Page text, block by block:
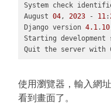
System check
August 04, 2023 - 11 :
Django version 4.1 . 10
Starting
Quit the server with
PowerShell
(powershell
使用瀏覽器，輸入網
看到畫面了。